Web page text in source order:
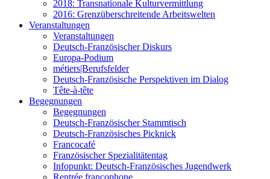
2018: Transnationale Kulturvermittlung
2016: Grenzüberschreitende Arbeitswelten
Veranstaltungen
Veranstaltungen
Deutsch-Französischer Diskurs
Europa-Podium
métiers|Berufsfelder
Deutsch-Französische Perspektiven im Dialog
Tête-à-tête
Begegnungen
Begegnungen
Deutsch-Französischer Stammtisch
Deutsch-Französisches Picknick
Francocafé
Französischer Spezialitätentag
Infopunkt: Deutsch-Französisches Jugendwerk
Rentrée francophone